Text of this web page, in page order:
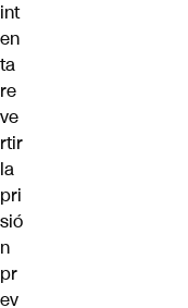
int
en
ta
re
ve
rtir
la
pri
sió
n
pr
ev